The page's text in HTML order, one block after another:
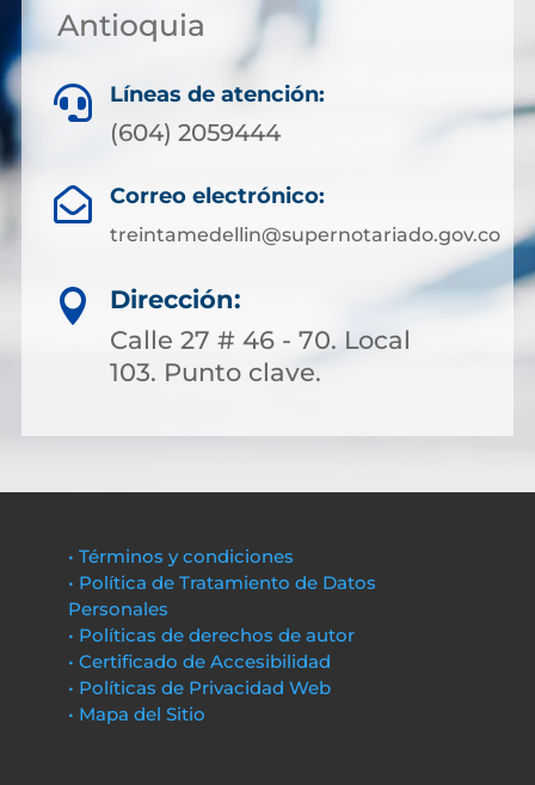
Antioquia
 Líneas de atención:
(604) 2059444
 Correo electrónico:
treintamedellin@supernotariado.gov.co

Dirección:
Calle 27 # 46 - 70. Local
103. Punto clave.
• Términos y condiciones
• Política de Tratamiento de Datos
Personales
• Políticas de derechos de autor
• Certificado de Accesibilidad
• Políticas de Privacidad Web
• Mapa del Sitio